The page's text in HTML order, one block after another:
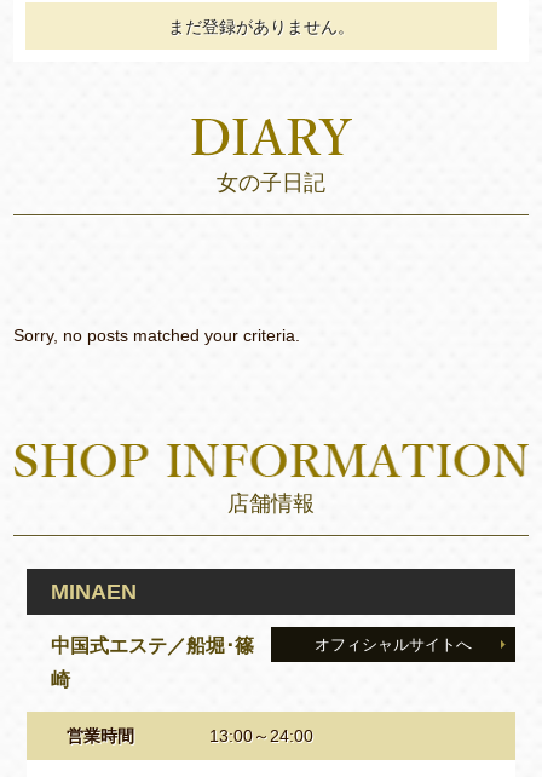
まだ登録がありません。
女の子日記
Sorry, no posts matched your criteria.
店舗情報
MINAEN
オフィシャルサイトへ
中国式エステ／船堀･篠
崎
営業時間 13:00～24:00